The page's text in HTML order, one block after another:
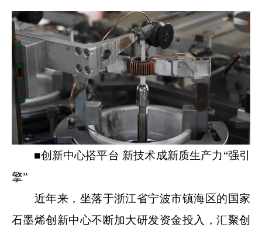
■创新中心搭平台 新技术成新质生产力“强引
擎”
近年来，坐落于浙江省宁波市镇海区的国家
石墨烯创新中心不断加大研发资金投入，汇聚创